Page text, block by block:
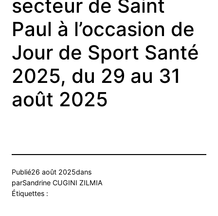
secteur de Saint
Paul à l’occasion de
Jour de Sport Santé
2025, du 29 au 31
août 2025
Publié26 août 2025dans
parSandrine CUGINI ZILMIA
Étiquettes :